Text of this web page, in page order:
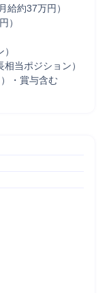
給約37万円）
）
当ポジション）
・賞与含む